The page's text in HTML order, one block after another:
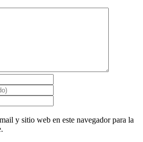
y sitio web en este navegador para la